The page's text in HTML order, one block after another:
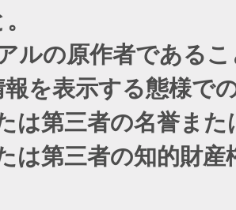
ルの原作者である
を表示する態様で
は第三者の名誉ま
は第三者の知的財